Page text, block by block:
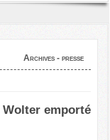
Archives - presse
emporté